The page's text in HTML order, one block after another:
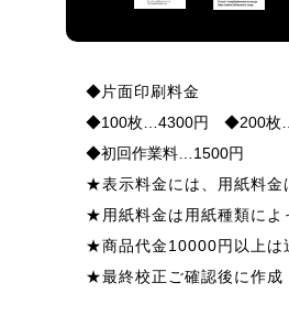
◆片面印刷料金
◆100枚…4300円 ◆200枚
◆初回作業料…1500円
★表示料金には、用紙料金
★ 用紙料金は用紙種類によ
★商品代金10000円以上は
★最終校正ご確認後に作成